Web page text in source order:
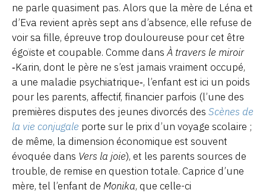
ne parle quasiment pas. Alors que la mère de Léna et
d’Eva revient après sept ans d’absence, elle refuse de
voir sa fille, épreuve trop douloureuse pour cet être
égoïste et coupable. Comme dansÀ travers le miroir
‑Karin, dont le père ne s’est jamais vraiment occupé,
a une maladie psychiatrique‑, l’enfant est ici un poids
pour les parents, affectif, financier parfois (l’une des
premières disputes des jeunes divorcés des Scènes de
la vie conjugale porte sur le prix d’un voyage scolaire ;
de même, la dimension économique est souvent
évoquée dans Vers la joie), et les parents sources de
trouble, de remise en question totale. Caprice d’une
mère, tel l’enfant de Monika, que celle-ci